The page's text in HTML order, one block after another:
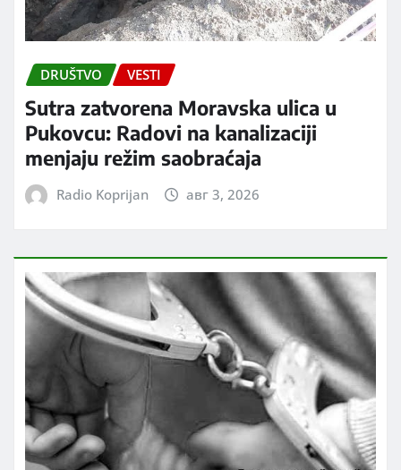
DRUŠTVO VESTI
Sutra zatvorena Moravska ulica u
Pukovcu: Radovi na kanalizaciji
menjaju režim saobraćaja
Radio Koprijan авг 3, 2026